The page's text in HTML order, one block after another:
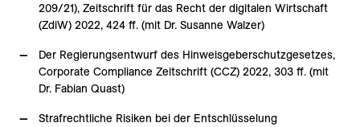
209/21), Zeitschrift für das Recht der digitalen Wirtschaft
(ZdiW) 2022, 424 ff. (mit Dr. Susanne Walzer)
Der Regierungsentwurf des Hinweisgeberschutzgesetzes,
Corporate Compliance Zeitschrift (CCZ) 2022, 303 ff. (mit
Dr. Fabian Quast)
Strafrechtliche Risiken bei der Entschlüsselung